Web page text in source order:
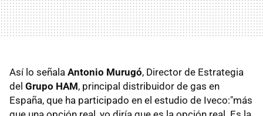
Así lo señala Antonio Murugó, Director de Estrategia
del Grupo HAM, principal distribuidor de gas en
España, que ha participado en el estudio de Iveco:"más